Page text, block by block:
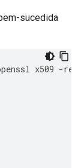
sucedida
x509 -req